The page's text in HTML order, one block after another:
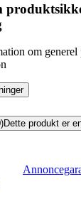
om
Dette produkt er